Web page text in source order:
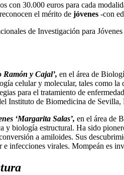
con 30.000 euros para cada
el mérito de jóvenes -con
de Investigación para
Ramón y Cajal’, en el área de
celular y molecular, tales como
para el tratamiento de
Instituto de Biomedicina de
‘Margarita Salas’, en el área de
y biología estructural. Ha sido
a amiloides. Sus
e infecciones virales. Mompeán es